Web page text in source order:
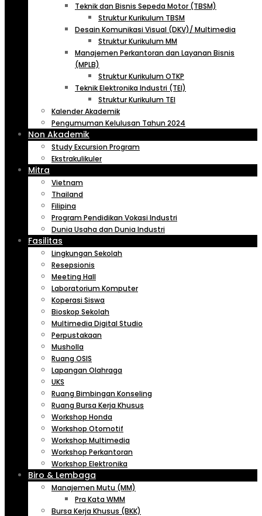
Teknik dan Bisnis Sepeda Motor (TBSM)
Struktur Kurikulum TBSM
Desain Komunikasi Visual (DKV)/ Multimedia
Struktur Kurikulum MM
Manajemen Perkantoran dan Layanan Bisnis
(MPLB)
Struktur Kurikulum OTKP
Teknik Elektronika Industri (TEI)
Struktur Kurikulum TEI
Kalender Akademik
Pengumuman Kelulusan Tahun 2024
Non Akademik
Study Excursion Program
Ekstrakulikuler
Mitra
Vietnam
Thailand
Filipina
Program Pendidikan Vokasi Industri
Dunia Usaha dan Dunia Industri
Fasilitas
Lingkungan Sekolah
Resepsionis
Meeting Hall
Laboratorium Komputer
Koperasi Siswa
Bioskop Sekolah
Multimedia Digital Studio
Perpustakaan
Musholla
Ruang OSIS
Lapangan Olahraga
UKS
Ruang Bimbingan Konseling
Ruang Bursa Kerja Khusus
Workshop Honda
Workshop Otomotif
Workshop Multimedia
Workshop Perkantoran
Workshop Elektronika
Biro & Lembaga
Manajemen Mutu (MM)
Pra Kata WMM
Bursa Kerja Khusus (BKK)